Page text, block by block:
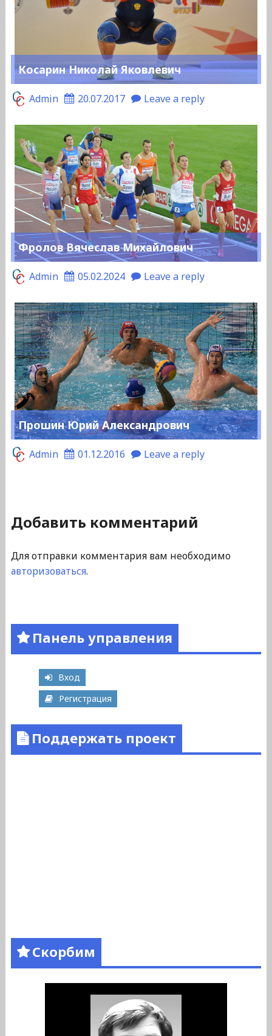
Косарин Николай Яковлевич
Admin 20.07.2017 Leave a reply
Фролов Вячеслав Михайлович
Admin 05.02.2024 Leave a reply
Прошин Юрий Александрович
Admin 01.12.2016 Leave a reply
Добавить комментарий
Для отправки комментария вам необходимо
авторизоваться.
Панель управления
Вход
Регистрация
Поддержать проект
Скорбим